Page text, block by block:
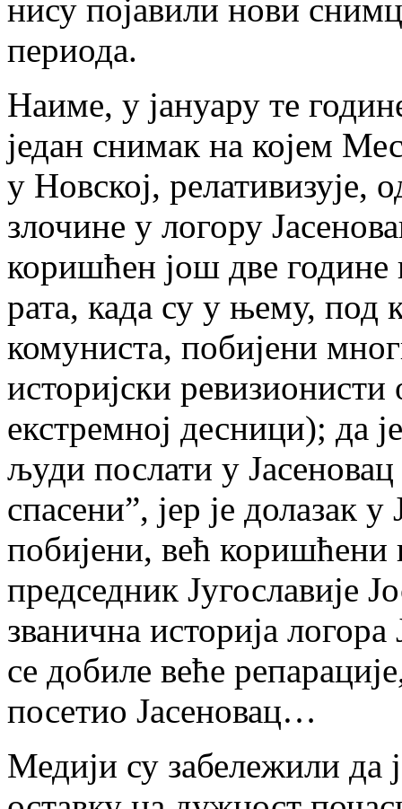
нису појавили нови
периода.
Наиме, у јануару те
један снимак на којем
у Новској, релативизује,
злочине у логору
коришћен још две године
рата, када су у њему, под
комуниста, побијени
историјски
екстремној десници); да
људи послати у
спасени”, јер је долазак
побијени, већ коришћени
председник Југославије
званична историја
се добиле веће
посетио Јасеновац…
Медији су забележили да